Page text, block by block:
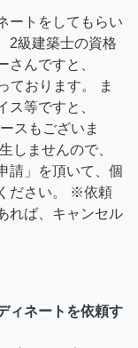
ートをしてもらい
2級建築士の資格
さんですと、
ております。 ま
ス等ですと、
スもございま
しませんので、
請」を頂いて、個
ださい。 ※依頼
れば、キャンセル
ィネートを依頼す